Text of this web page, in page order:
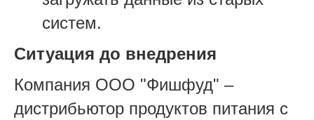
систем.
Ситуация до внедрения
Компания ООО "Фишфуд" –
дистрибьютор продуктов питания с